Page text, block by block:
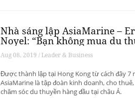
Nhà sáng lập AsiaMarine –
Noyel: “Bạn không mua du
để đầu tư sinh lời”
Aug 08, 2019 / Leader & Business
Được thành lập tại Hong Kong từ cách đây 7
AsiaMarine là tập đoàn kinh doanh, cho
chăm sóc du thuyền hàng đầu tại châu Á.